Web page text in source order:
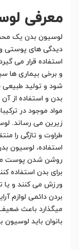
معرفی
لوسیون بدن یک
دیدگی های پوستی
استفاده قرار می
و برخی بیماری
شود و تولید طبیعی
بدن و استفاده از
مواد موجود در
زیرین می رساند.
طراوت و تازگی را
استفاده‌، لوسیون
روشن شدن پوست
برای بدن استفاده
ورزش می کنند و یا
بردن دائمی لوازم
میگذارد باعث
بانوان باید